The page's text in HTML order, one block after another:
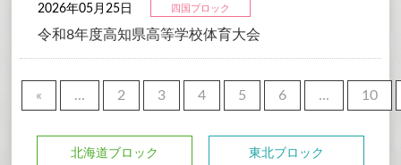
2026年05月25日 四国ブロック
令和8年度高知県高等学校体育大会
« ... 2 3 4 5 6 ... 10
北海道ブロック 東北ブロック